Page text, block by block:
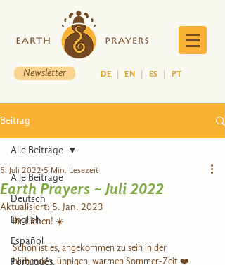
Newsletter DE |EN ES PT
Beitrag
Alle Beiträge
Deutsch
English
Español
Português
Alle Beiträge
Earth Prayers ~ Juli 2022
5. Juli 2022 5 Min. Lesezeit
Aktualisiert: 5. Jan. 2023
Ihr Lieben! ☀️
Schön ist es, angekommen zu sein in der
blühenden, üppigen, warmen Sommer-Zeit ❤️